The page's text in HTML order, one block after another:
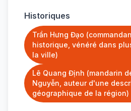
Historiques
Trần Hưng Đạo
historique, vénéré dans
la ville)
Lê Quang Định (mandarin
Nguyễn, auteur d'une
géographique de la région)